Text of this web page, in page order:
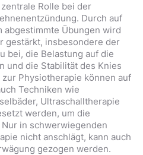
Rolle bei der
Durch auf
abgestimmte Übungen wird
gestärkt, insbesondere der
bei, die Belastung auf die
und die Stabilität des Knies
Physiotherapie können auf
Techniken wie
Ultraschalltherapie
werden, um die
in schwerwiegenden
nicht anschlägt, kann auch
gezogen werden.